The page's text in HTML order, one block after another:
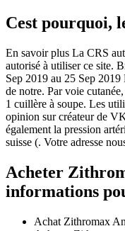
Cest pourquoi,
En savoir plus La CRS
autorisé à utiliser ce site.
Sep 2019 au 25 Sep
de notre. Par voie
1 cuillère à soupe. Les
opinion sur créateur de
également la pression
suisse (. Votre adresse
Acheter
informations
Achat Zithromax